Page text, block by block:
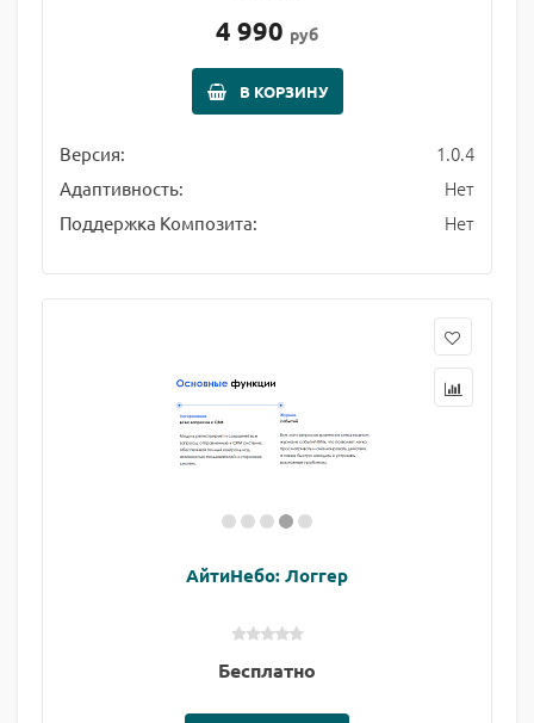
4 990 руб
В КОРЗИНУ
Версия: 1.0.4
Адаптивность: Нет
Поддержка Композита: Нет
АйтиНебо: Логгер
Бесплатно